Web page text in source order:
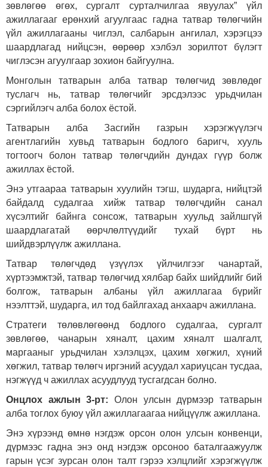
зөвлөгөө өгөх, сургалт сурталчилгаа явуулах” үйл
ажиллагааг ерөнхий агуулгаас гадна татвар төлөгчийн
үйл ажиллагааны чиглэл, салбарын ангилал, хэрэгцээ
шаардлагад нийцсэн, өөрөөр хэлбэл зорилтот бүлэгт
чиглэсэн агуулгаар зохион байгуулна.
Монголын татварын алба татвар төлөгчид зөвлөдөг
туслагч нь, татвар төлөгчийг эрсдэлээс урьдчилан
сэргийлэгч алба болох ёстой.
Татварын алба Засгийн газрын хэрэгжүүлэгч
агентлагийн хувьд татварын бодлого баригч, хууль
тогтоогч болон татвар төлөгчдийн дундах гүүр болж
ажиллах ёстой.
Энэ утгаараа татварын хуулийн тэгш, шударга, нийцтэй
байдалд судалгаа хийж татвар төлөгчдийн санал
хүсэлтийг байнга сонсож, татварын хуульд зайлшгүй
шаардлагатай өөрчлөлтүүдийг тухай бүрт нь
шийдвэрлүүлж ажиллана.
Татвар төлөгчдөд үзүүлэх үйлчилгээг чанартай,
хүртээмжтэй, татвар төлөгчид хялбар байх шийдлийг бий
болгож, татварын албаны үйл ажиллагаа бүрийг
нээлттэй, шударга, ил тод байлгахад анхаарч ажиллана.
Стратеги төлөвлөгөөнд бодлого судалгаа, сургалт
зөвлөгөө, чанарын хяналт, цахим хяналт шалгалт,
маргааныг урьдчилан хэлэлцэх, цахим хөгжил, хүний
хөгжил, татвар төлөгч иргэний асуудал хариуцсан тусдаа,
нэгжүүд ч ажиллах асуудлууд тусгагдсан болно.
Онцлох ажлын 3-рт: Олон улсын дүрмээр татварын
алба тоглох буюу үйл ажиллагаагаа нийцүүлж ажиллана.
Энэ хүрээнд өмнө нэгдэж орсон олон улсын конвенци,
дүрмээс гадна энэ онд нэгдэж орсоноо баталгаажуулж
гарын үсэг зурсан олон талт гэрээ хэлцлийг хэрэгжүүлж